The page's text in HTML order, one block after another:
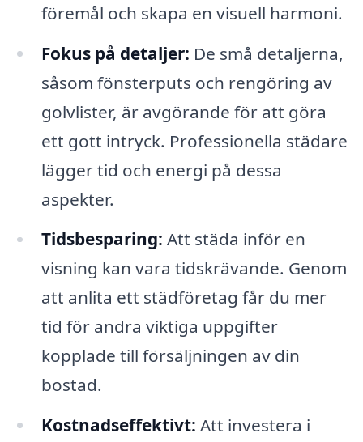
föremål och skapa en visuell harmoni.
Fokus på detaljer: De små detaljerna,
såsom fönsterputs och rengöring av
golvlister, är avgörande för att göra
ett gott intryck. Professionella städare
lägger tid och energi på dessa
aspekter.
Tidsbesparing: Att städa inför en
visning kan vara tidskrävande. Genom
att anlita ett städföretag får du mer
tid för andra viktiga uppgifter
kopplade till försäljningen av din
bostad.
Kostnadseffektivt: Att investera i